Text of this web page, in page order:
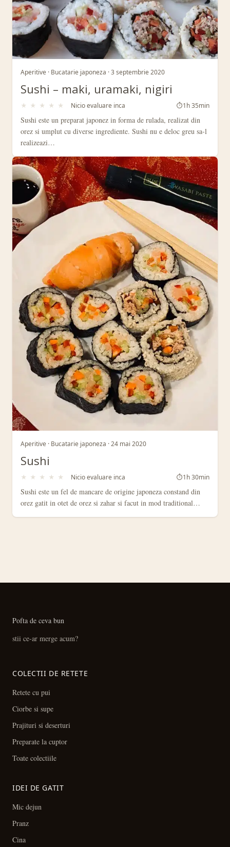
Aperitive · Bucatarie japoneza · 3 septembrie 2020
Sushi – maki, uramaki, nigiri
★ ★ ★ ★ ★ Nicio evaluare inca ⏱1h 35min
Sushi este un preparat japonez in forma de rulada, realizat din
orez si umplut cu diverse ingrediente. Sushi nu e deloc greu sa-l
realizeazi…
Aperitive · Bucatarie japoneza · 24 mai 2020
Sushi
★ ★ ★ ★ ★ Nicio evaluare inca ⏱1h 30min
Sushi este un fel de mancare de origine japoneza constand din
orez gatit in otet de orez si zahar si facut in mod traditional…
Pofta de ceva bun
stii ce-ar merge acum?
COLECTII DE RETETE
Retete cu pui
Ciorbe si supe
Prajituri si deserturi
Preparate la cuptor
Toate colectiile
IDEI DE GATIT
Mic dejun
Pranz
Cina